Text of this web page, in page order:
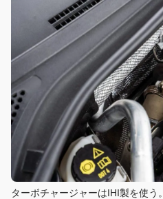
ターボチャージャーはIHI製を使う。